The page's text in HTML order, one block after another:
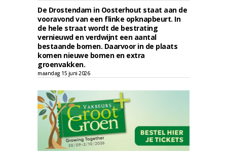
De Drostendam in Oosterhout staat aan de
vooravond van een flinke opknapbeurt. In
de hele straat wordt de bestrating
vernieuwd en verdwijnt een aantal
bestaande bomen. Daarvoor in de plaats
komen nieuwe bomen en extra
groenvakken.
maandag 15 juni 2026